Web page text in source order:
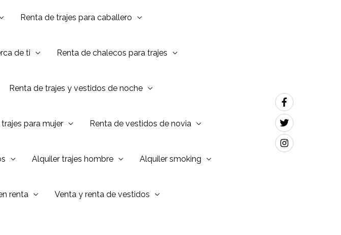
Renta de trajes para caballero
de ti Renta de chalecos para trajes
Renta de trajes y vestidos de noche
para mujer Renta de vestidos de novia
Alquiler trajes hombre Alquiler smoking
renta Venta y renta de vestidos